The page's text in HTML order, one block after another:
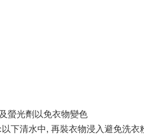
螢光劑以免衣物變色
下清水中, 再裝衣物浸入避免洗衣